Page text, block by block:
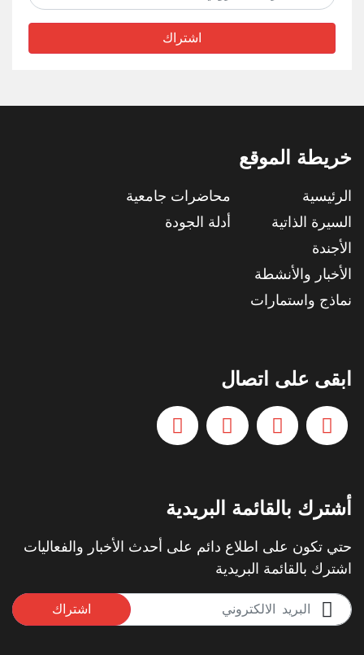
اشتراك
خريطة الموقع
الرئيسية
السيرة الذاتية
الأجندة
الأخبار والأنشطة
نماذج واستمارات
محاضرات جامعية
أدلة الجودة
ابقى على اتصال
أشترك بالقائمة البريدية
حتي تكون على اطلاع دائم على أحدث الأخبار والفعاليات
اشترك بالقائمة البريدية
اشتراك